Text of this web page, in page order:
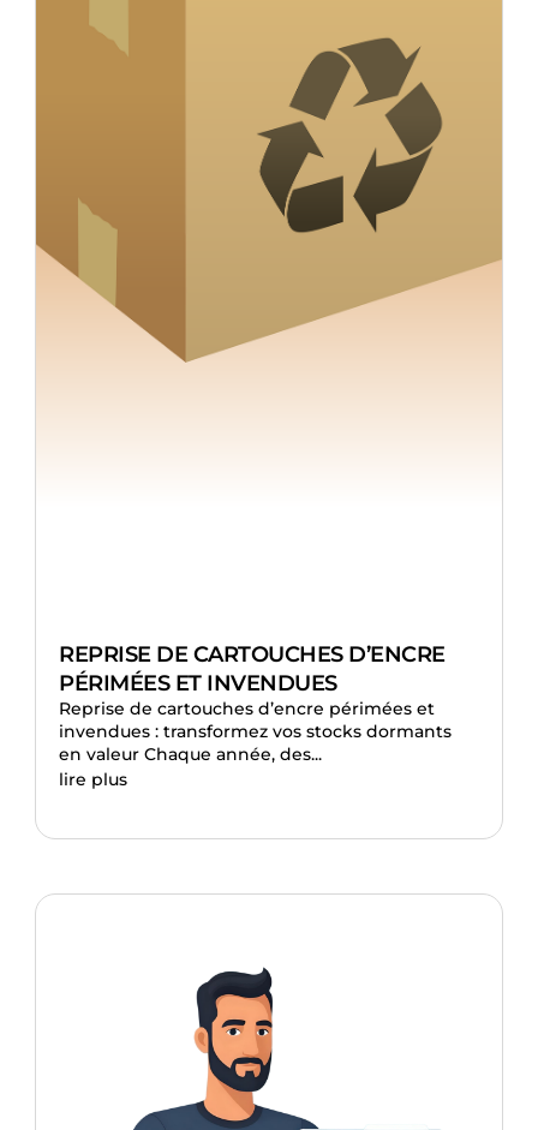
REPRISE DE CARTOUCHES D’ENCRE
PÉRIMÉES ET INVENDUES
Reprise de cartouches d’encre périmées et
invendues : transformez vos stocks dormants
en valeur Chaque année, des...
lire plus